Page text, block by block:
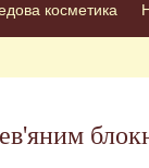
косметика